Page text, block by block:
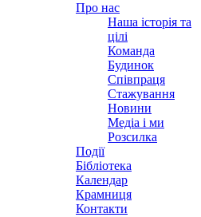
Про нас
Наша історія та
цілі
Команда
Будинок
Співпраця
Стажування
Новини
Медіа і ми
Розсилка
Події
Бібліотека
Календар
Крамниця
Контакти